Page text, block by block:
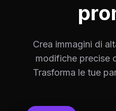
Crea immagini di
modifiche precise
Trasforma le tue